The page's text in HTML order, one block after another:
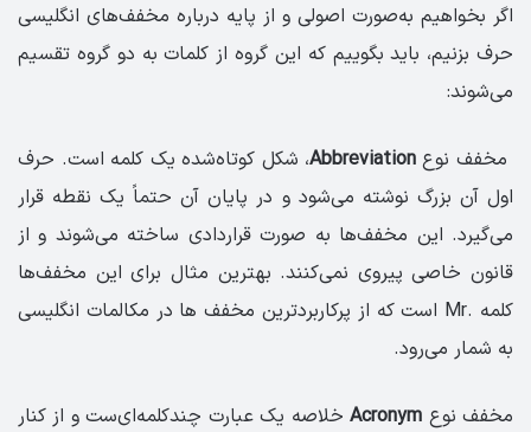
اگر بخواهیم به‌صورت اصولی و از پایه درباره مخفف‌های انگلیسی
حرف بزنیم، باید بگوییم که این گروه از کلمات به دو گروه تقسیم
می‌شوند:
مخفف‌ نوعAbbreviation، شکل کوتاه‌شده‌ یک کلمه است. حرف
اول آن بزرگ نوشته می‌شود و در پایان آن‌ حتماً یک نقطه قرار
می‌گیرد. این مخفف‌ها به صورت قراردادی ساخته می‌شوند و از
قانون خاصی پیروی نمی‌کنند. بهترین مثال برای این مخفف‌ها
کلمه .Mr است که از پرکاربردترین مخفف ها در مکالمات انگلیسی
به شمار می‌رود.
مخفف‌ نوع Acronymخلاصه یک عبارت چندکلمه‌ای‌ست و از کنار